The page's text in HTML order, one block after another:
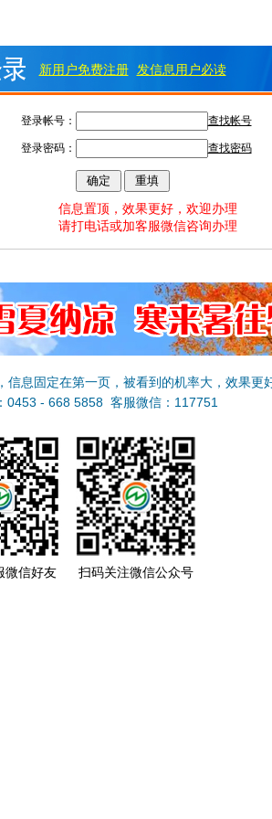
新用户免费注册 发信息用户必读
登录帐号： 查找帐号
登录密码： 查找密码
信息置顶，效果更好，欢迎办理
请打电话或加客服微信咨询办理
信息固定在第一页，被看到的机率大，效果更
0453 - 668 5858 客服微信：117751
微信好友 扫码关注微信公众号